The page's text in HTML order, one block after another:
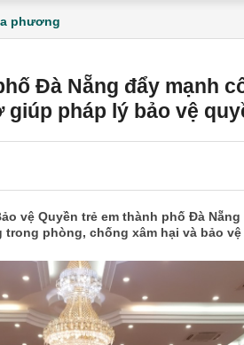
phương
Đà Nẵng đẩy mạnh
pháp lý bảo vệ
vệ Quyền trẻ em thành phố Đà
phòng, chống xâm hại và bảo vệ